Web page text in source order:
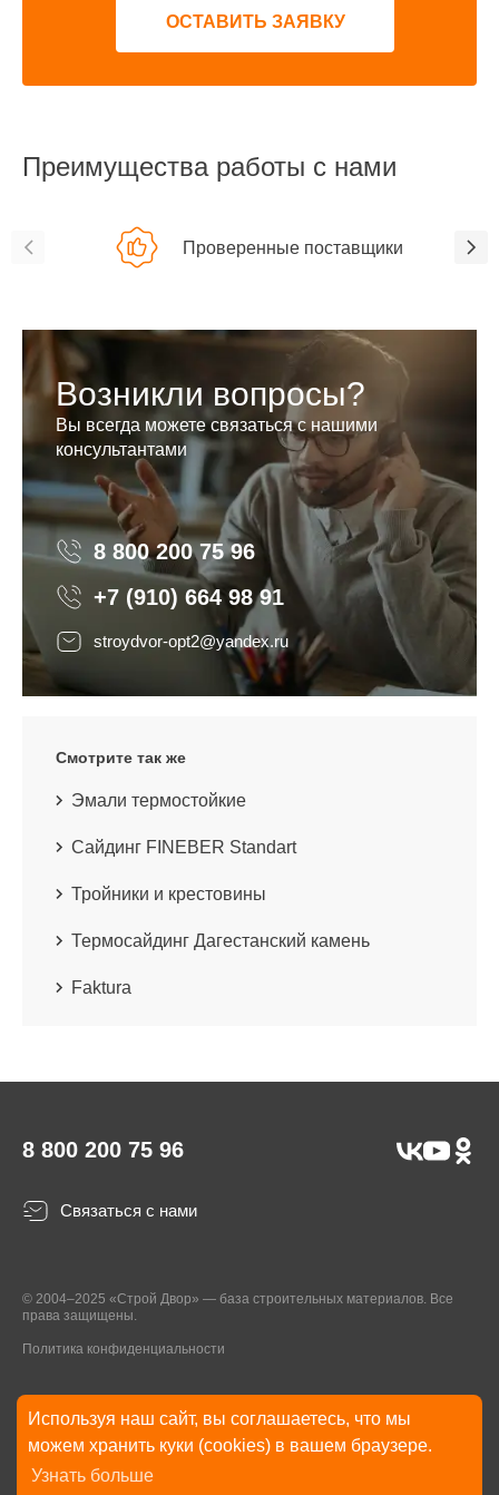
Используя наш сайт, вы соглашаетесь, что мы
можем хранить куки (cookies) в вашем браузере.
Узнать больше
ОСТАВИТЬ ЗАЯВКУ
Преимущества работы с нами
Проверенные поставщики
Возникли вопросы?
Вы всегда можете связаться с нашими
консультантами
8 800 200 75 96 8 800 200 75 96
+7 (910) 664 98 91
stroydvor-opt2@yandex.ru
Смотрите так же
Эмали термостойкие
Сайдинг FINEBER Standart
Тройники и крестовины
Термосайдинг Дагестанский камень
Faktura
8 800 200 75 96
Связаться с нами
© 2004–2025 «Строй Двор» — база строительных материалов. Все
права защищены.
Политика конфиденциальности
* Указанные на Сайте цены, комплектации, описания и технические
характеристики могут быть изменены в любое время без уведомления
пользователей Сайта. Внешний вид товаров и упаковки может